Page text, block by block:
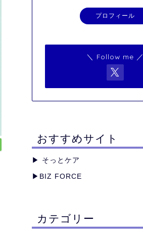
プロフィール
＼ Follow me ／
おすすめサイト
▶︎ そっとケア
▶︎ BIZ FORCE
カテゴリー